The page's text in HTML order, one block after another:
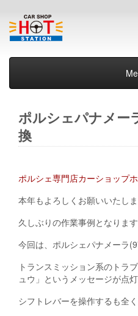
ポルシェパナメー
換
ポルシェ専門店カーショップ
本年もよろしくお願いいたしま
久しぶりの作業事例となります
今回は、ポルシェパナメーラ
トランスミッション系のトラ
ュウ」というメッセージが点
シフトレバーを操作するも全く